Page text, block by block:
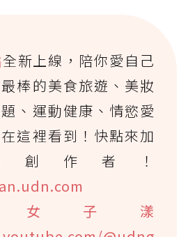
全新上線，陪你愛自己
棒的美食旅遊、美妝
、運動健康、情慾愛
這裡看到！快點來加
創作者！
女子漾